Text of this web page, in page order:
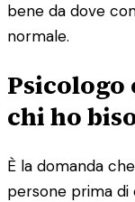
bene da dove
normale.
chi ho
È la domanda
persone prima di